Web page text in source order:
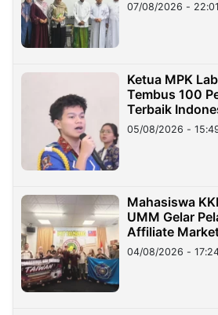
07/08/2026 - 22:01
Ketua MPK
Tembus 100
Terbaik
05/08/2026 -
Mahasiswa
UMM Gelar
Affiliate
Migran
04/08/2026 -